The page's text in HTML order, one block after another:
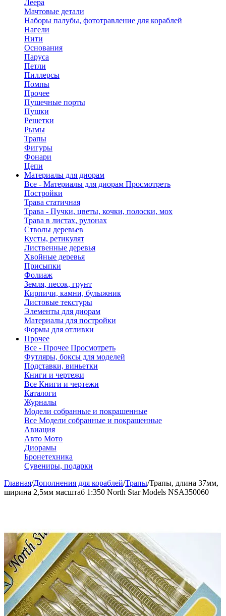
Леера
Мачтовые детали
Наборы палубы, фототравление для кораблей
Нагели
Нити
Основания
Паруса
Петли
Пиллерсы
Помпы
Прочее
Пушечные порты
Пушки
Решетки
Рымы
Трапы
Фигуры
Фонари
Цепи
Материалы для диорам
Все - Материалы для диорам Просмотреть
Постройки
Трава статичная
Трава - Пучки, цветы, кочки, полоски, мох
Трава в листах, рулонах
Стволы деревьев
Кусты, ретикулят
Лиственные деревья
Хвойные деревья
Присыпки
Фолиаж
Земля, песок, грунт
Кирпичи, камни, булыжник
Листовые текстуры
Элементы для диорам
Материалы для постройки
Формы для отливки
Прочее
Все - Прочее Просмотреть
Футляры, боксы для моделей
Подставки, виньетки
Книги и чертежи
Все Книги и чертежи
Каталоги
Журналы
Модели собранные и покрашенные
Все Модели собранные и покрашенные
Авиация
Авто Мото
Диорамы
Бронетехника
Сувениры, подарки
Главная/Дополнения для кораблей/Трапы/Трапы, длина 37мм,
ширина 2,5мм масштаб 1:350 North Star Models NSA350060